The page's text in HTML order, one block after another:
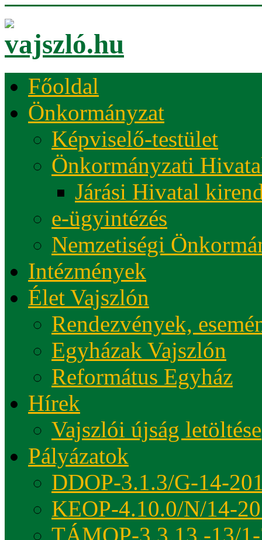
Főoldal
Önkormányzat
Képviselő-testület
Önkormányzati
Járási Hivatal
e-ügyintézés
Nemzetiségi
Intézmények
Élet Vajszlón
Rendezvények,
Egyházak Vajszlón
Református Egyház
Hírek
Vajszlói újság letöltése
Pályázatok
DDOP-3.1.3/G-14-
KEOP-4.10.0/N/14-
TÁMOP-3.3.13.-13/